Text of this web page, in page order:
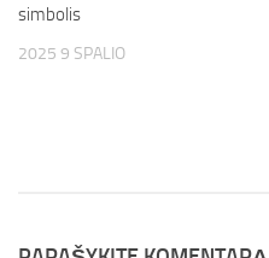
simbolis
2025 9 SPALIO